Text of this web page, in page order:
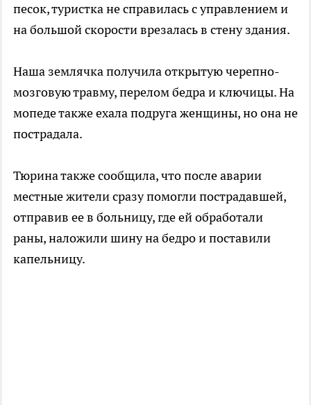
песок, туристка не справилась с управлением и
на большой скорости врезалась в стену здания.
Наша землячка получила открытую черепно-
мозговую травму, перелом бедра и ключицы. На
мопеде также ехала подруга женщины, но она не
пострадала.
Тюрина также сообщила, что после аварии
местные жители сразу помогли пострадавшей,
отправив ее в больницу, где ей обработали
раны, наложили шину на бедро и поставили
капельницу.